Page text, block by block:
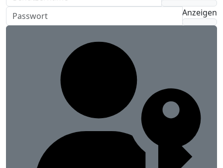
Anzeigen